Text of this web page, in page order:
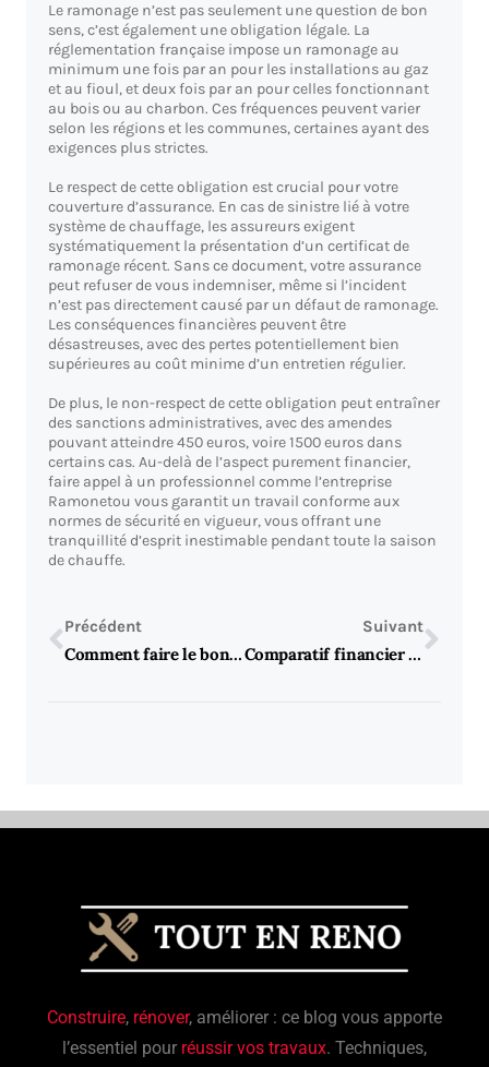
Le ramonage n’est pas seulement une question de bon
sens, c’est également une obligation légale. La
réglementation française impose un ramonage au
minimum une fois par an pour les installations au gaz
et au fioul, et deux fois par an pour celles fonctionnant
au bois ou au charbon. Ces fréquences peuvent varier
selon les régions et les communes, certaines ayant des
exigences plus strictes.
Le respect de cette obligation est crucial pour votre
couverture d’assurance. En cas de sinistre lié à votre
système de chauffage, les assureurs exigent
systématiquement la présentation d’un certificat de
ramonage récent. Sans ce document, votre assurance
peut refuser de vous indemniser, même si l’incident
n’est pas directement causé par un défaut de ramonage.
Les conséquences financières peuvent être
désastreuses, avec des pertes potentiellement bien
supérieures au coût minime d’un entretien régulier.
De plus, le non-respect de cette obligation peut entraîner
des sanctions administratives, avec des amendes
pouvant atteindre 450 euros, voire 1500 euros dans
certains cas. Au-delà de l’aspect purement financier,
faire appel à un professionnel comme l’entreprise
Ramonetou vous garantit un travail conforme aux
normes de sécurité en vigueur, vous offrant une
tranquillité d’esprit inestimable pendant toute la saison
de chauffe.
Précédent
Comment faire le bon choix de poêle à bois pour votre intérieur
Suivant
Comparatif financier : cote fissuree : tous les remedes de l’hôpital à l’automédication
Construire, rénover, améliorer : ce blog vous apporte
l’essentiel pour réussir vos travaux. Techniques,